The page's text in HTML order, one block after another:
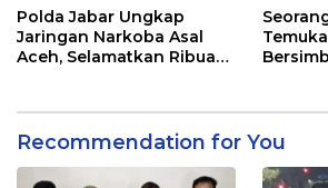
Polda Jabar Ungkap
Jaringan Narkoba Asal
Aceh, Selamatkan Ribuan
Recommendation for You